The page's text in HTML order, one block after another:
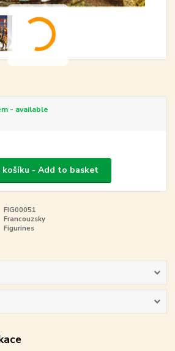
- available
košíku - Add to basket
FIG00051
Francouzsky
Figurines